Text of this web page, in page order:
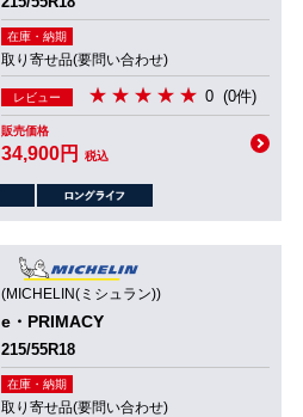
在庫・納期
取り寄せ品(要問い合わせ)
レビュー 0 (0件)
販売価格
34,900円 税込
(MICHELIN(ミシュラン))
e・PRIMACY
215/55R18
在庫・納期
取り寄せ品(要問い合わせ)